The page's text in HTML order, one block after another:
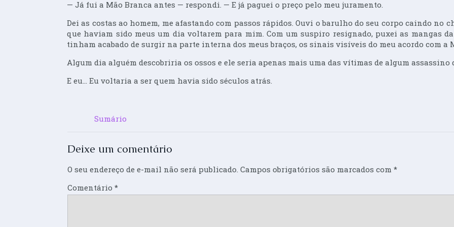
— Já fui a Mão Branca antes — respondi. — E já paguei o preço pelo meu juramento.
Dei as costas ao homem, me afastando com passos rápidos. Ouvi o barulho do seu corpo caindo no
que haviam sido meus um dia voltarem para mim. Com um suspiro resignado, puxei as mangas
tinham acabado de surgir na parte interna dos meus braços, os sinais visíveis do meu acordo com a
Algum dia alguém descobriria os ossos e ele seria apenas mais uma das vítimas de algum assassino
E eu… Eu voltaria a ser quem havia sido séculos atrás.
Sumário
Deixe um comentário
O seu endereço de e-mail não será publicado. Campos obrigatórios são marcados com *
Comentário *